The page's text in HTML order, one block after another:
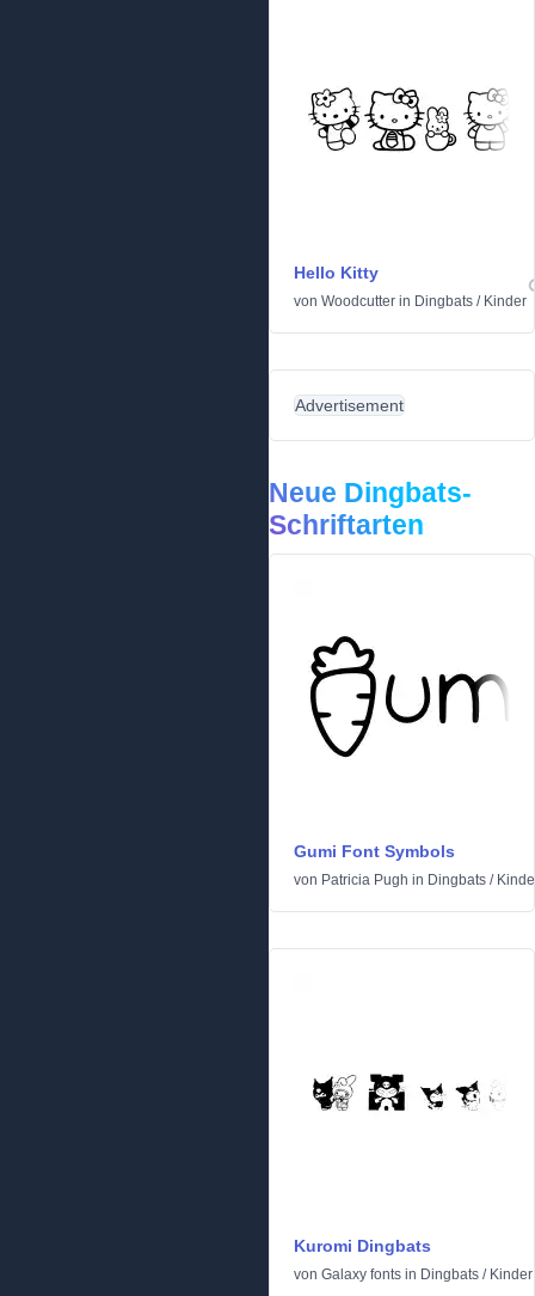
Hello Kitty
von Woodcutter in Dingbats / Kinder
Advertisement
Neue Dingbats-
Schriftarten
Gumi Font Symbols
von Patricia Pugh in Dingbats /
Kuromi Dingbats
von Galaxy fonts in Dingbats / Kinder